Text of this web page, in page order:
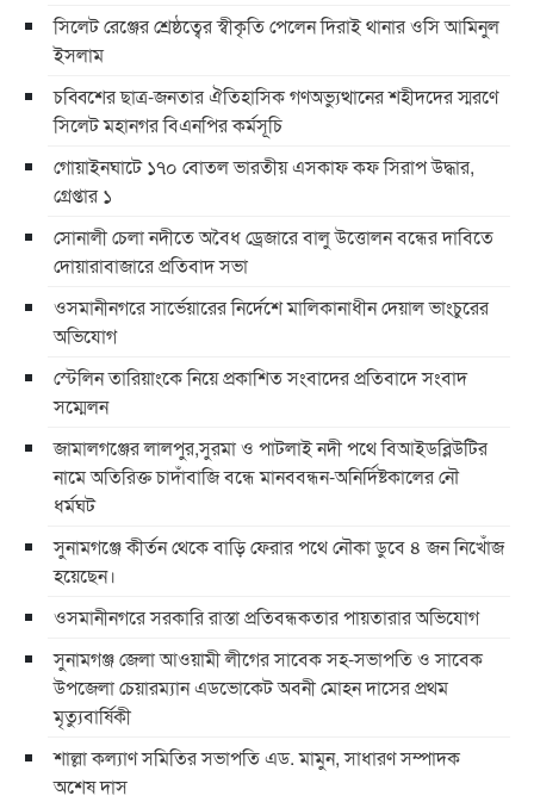
সিলেট রেঞ্জের শ্রেষ্ঠত্বের স্বীকৃতি পেলেন দিরাই থানার ওসি আমিনুল
ইসলাম
চব্বিশের ছাত্র-জনতার ঐতিহাসিক গণঅভ্যুত্থানের শহীদদের স্মরণে
সিলেট মহানগর বিএনপির কর্মসূচি
গোয়াইনঘাটে ১৭০ বোতল ভারতীয় এসকাফ কফ সিরাপ উদ্ধার,
গ্রেপ্তার ১
সোনালী চেলা নদীতে অবৈধ ড্রেজারে বালু উত্তোলন বন্ধের দাবিতে
দোয়ারাবাজারে প্রতিবাদ সভা
ওসমানীনগরে সার্ভেয়ারের নির্দেশে মালিকানাধীন দেয়াল ভাংচুরের
অভিযোগ
স্টেলিন তারিয়াংকে নিয়ে প্রকাশিত সংবাদের প্রতিবাদে সংবাদ
সম্মেলন
জামালগঞ্জের লালপুর,সুরমা ও পাটলাই নদী পথে বিআইডব্লিউটির
নামে অতিরিক্ত চাদাঁবাজি বন্ধে মানববন্ধন-অনির্দিষ্টকালের নৌ
ধর্মঘট
সুনামগঞ্জে কীর্তন থেকে বাড়ি ফেরার পথে নৌকা ডুবে ৪ জন নিখোঁজ
হয়েছেন।
ওসমানীনগরে সরকারি রাস্তা প্রতিবন্ধকতার পায়তারার অভিযোগ
সুনামগঞ্জ জেলা আওয়ামী লীগের সাবেক সহ-সভাপতি ও সাবেক
উপজেলা চেয়ারম্যান এডভোকেট অবনী মোহন দাসের প্রথম
মৃত্যুবার্ষিকী
শাল্লা কল্যাণ সমিতির সভাপতি এড. মামুন, সাধারণ সম্পাদক
অশেষ দাস